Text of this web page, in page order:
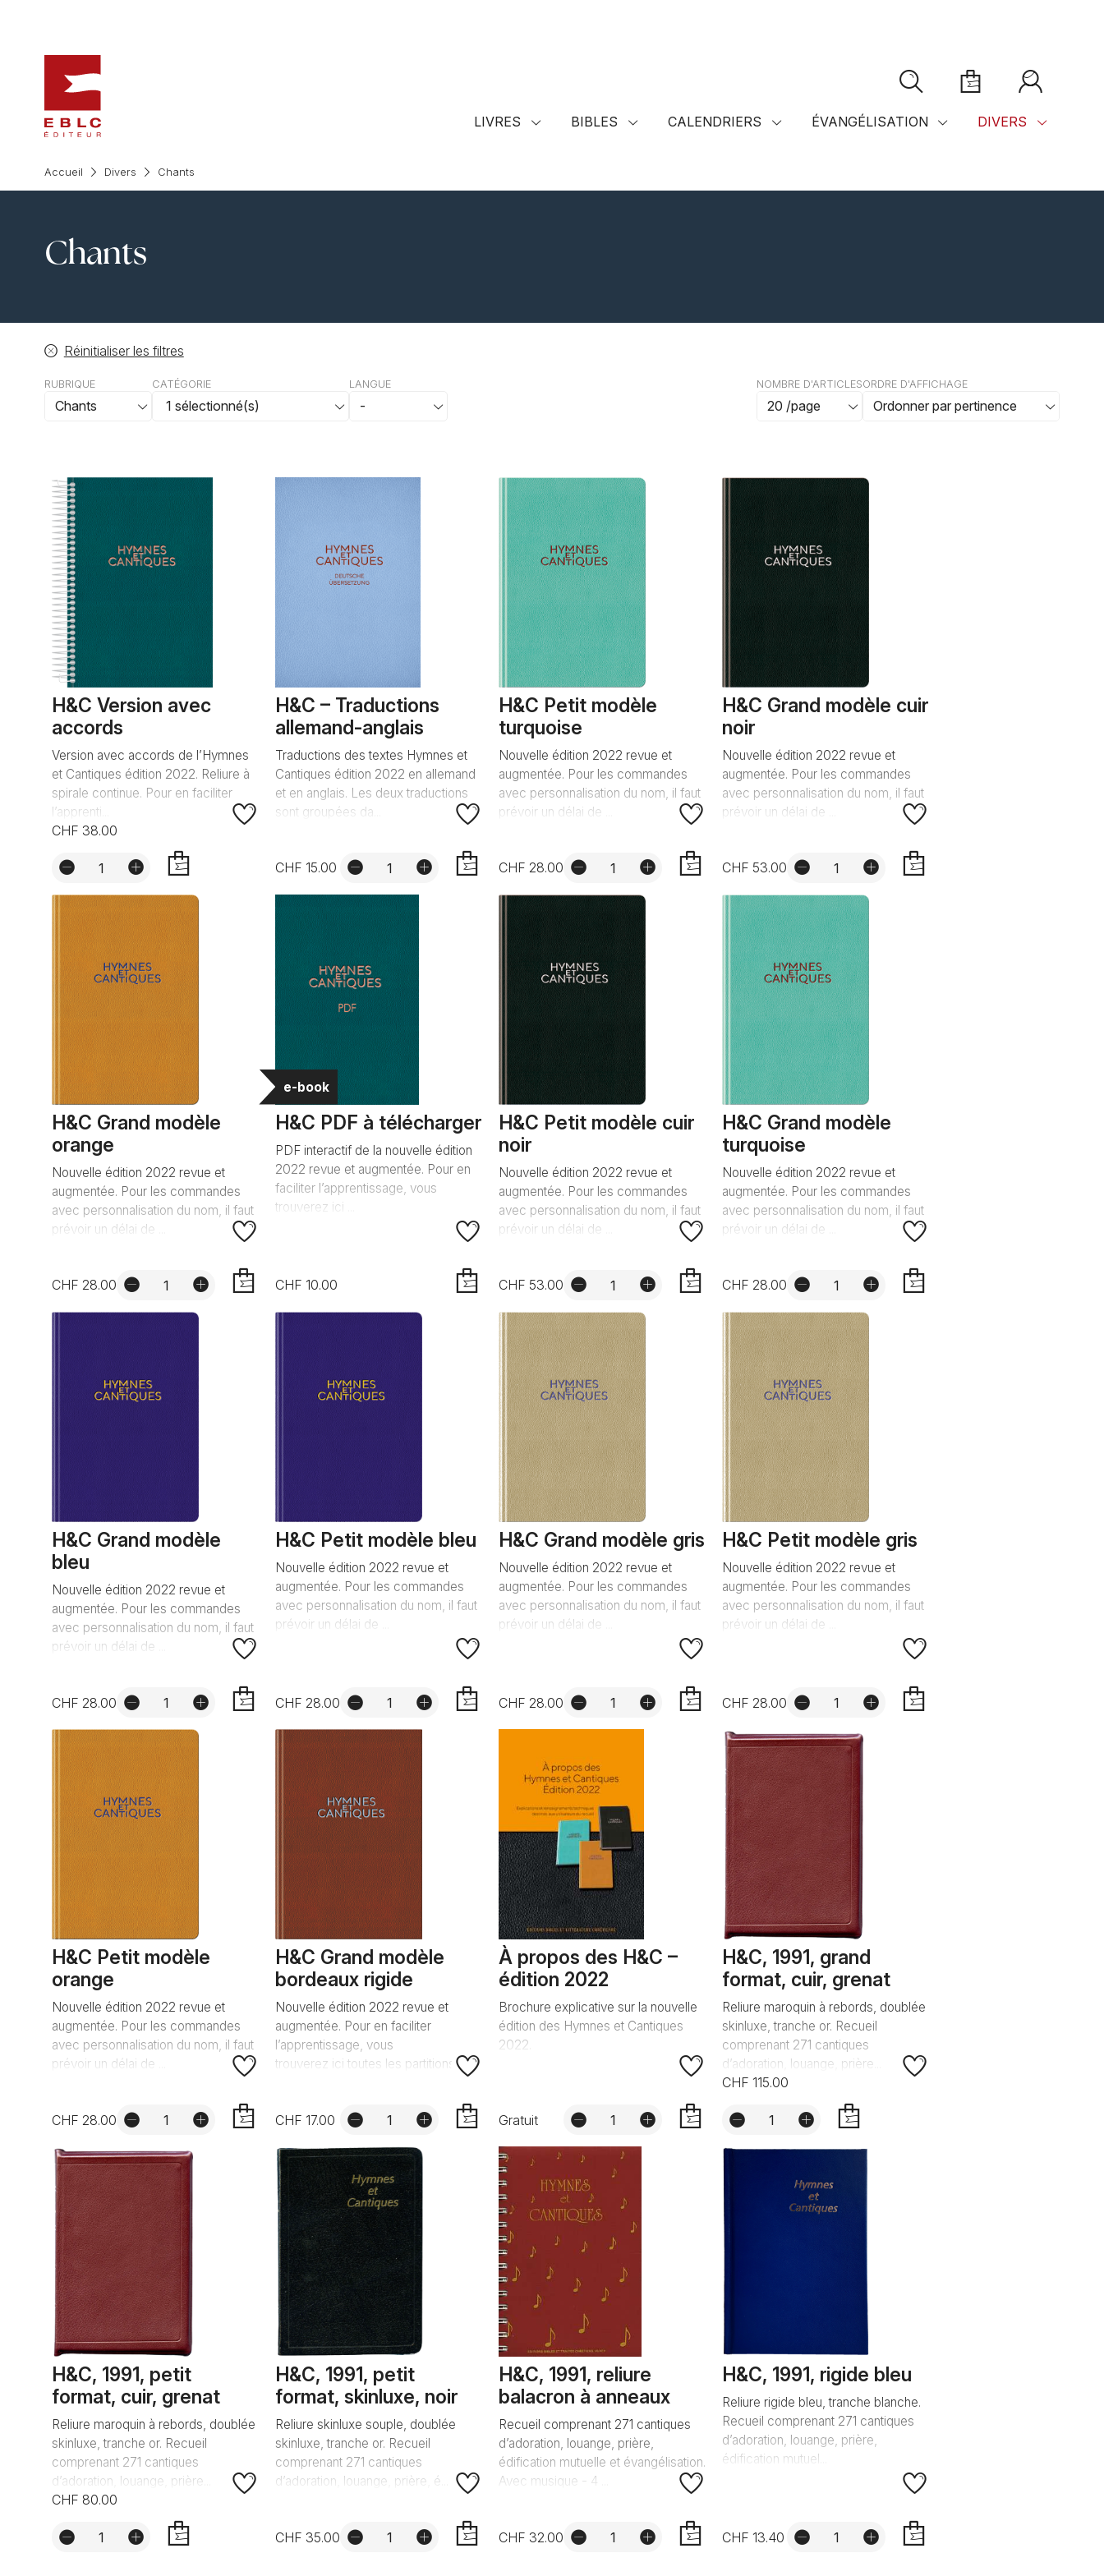
LIVRES BIBLES CALENDRIERS ÉVANGÉLISATION DIVERS
Accueil Divers Chants
Chants
Réinitialiser les filtres
RUBRIQUE CATÉGORIE LANGUE NOMBRE D'ARTICLESORDRE D'AFFICHAGE
H&C Version avec
accords
Version avec accords de l’Hymnes
et Cantiques édition 2022. Reliure à
spirale continue. Pour en faciliter
l’apprenti...
CHF 38.00
H&C – Traductions
allemand-anglais
Traductions des textes Hymnes et
Cantiques édition 2022 en allemand
et en anglais. Les deux traductions
sont groupées da...
CHF 15.00
H&C Petit modèle
turquoise
Nouvelle édition 2022 revue et
augmentée. Pour les commandes
avec personnalisation du nom, il faut
prévoir un délai de ...
CHF 28.00
H&C Grand modèle cuir
noir
Nouvelle édition 2022 revue et
augmentée. Pour les commandes
avec personnalisation du nom, il faut
prévoir un délai de ...
CHF 53.00
H&C Grand modèle
orange
Nouvelle édition 2022 revue et
augmentée. Pour les commandes
avec personnalisation du nom, il faut
prévoir un délai de ...
CHF 28.00
e-book
H&C PDF à télécharger
PDF interactif de la nouvelle édition
2022 revue et augmentée. Pour en
faciliter l’apprentissage, vous
trouverez ici ...
CHF 10.00
H&C Petit modèle cuir
noir
Nouvelle édition 2022 revue et
augmentée. Pour les commandes
avec personnalisation du nom, il faut
prévoir un délai de ...
CHF 53.00
H&C Grand modèle
turquoise
Nouvelle édition 2022 revue et
augmentée. Pour les commandes
avec personnalisation du nom, il faut
prévoir un délai de ...
CHF 28.00
H&C Grand modèle
bleu
Nouvelle édition 2022 revue et
augmentée. Pour les commandes
avec personnalisation du nom, il faut
prévoir un délai de ...
CHF 28.00
H&C Petit modèle bleu
Nouvelle édition 2022 revue et
augmentée. Pour les commandes
avec personnalisation du nom, il faut
prévoir un délai de ...
CHF 28.00
H&C Grand modèle gris
Nouvelle édition 2022 revue et
augmentée. Pour les commandes
avec personnalisation du nom, il faut
prévoir un délai de ...
CHF 28.00
H&C Petit modèle gris
Nouvelle édition 2022 revue et
augmentée. Pour les commandes
avec personnalisation du nom, il faut
prévoir un délai de ...
CHF 28.00
H&C Petit modèle
orange
Nouvelle édition 2022 revue et
augmentée. Pour les commandes
avec personnalisation du nom, il faut
prévoir un délai de ...
CHF 28.00
H&C Grand modèle
bordeaux rigide
Nouvelle édition 2022 revue et
augmentée. Pour en faciliter
l’apprentissage, vous
trouverez ici toutes les partitions...
CHF 17.00
À propos des H&C –
édition 2022
Brochure explicative sur la nouvelle
édition des Hymnes et Cantiques
2022.
Gratuit
H&C, 1991, grand
format, cuir, grenat
Reliure maroquin à rebords, doublée
skinluxe, tranche or. Recueil
comprenant 271 cantiques
d’adoration, louange, prière...
CHF 115.00
H&C, 1991, petit
format, cuir, grenat
Reliure maroquin à rebords, doublée
skinluxe, tranche or. Recueil
comprenant 271 cantiques
d’adoration, louange, prière...
CHF 80.00
H&C, 1991, petit
format, skinluxe, noir
Reliure skinluxe souple, doublée
skinluxe, tranche or. Recueil
comprenant 271 cantiques
d’adoration, louange, prière, é...
CHF 35.00
H&C, 1991, reliure
balacron à anneaux
Recueil comprenant 271 cantiques
d’adoration, louange, prière,
édification mutuelle et évangélisation.
Avec musique - 4 ...
CHF 32.00
H&C, 1991, rigide bleu
Reliure rigide bleu, tranche blanche.
Recueil comprenant 271 cantiques
d’adoration, louange, prière,
édification mutuel...
CHF 13.40